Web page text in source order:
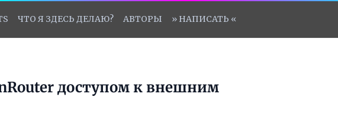
ЧТО Я ЗДЕСЬ ДЕЛАЮ? АВТОРЫ » НАПИСАТЬ «
доступом к внешним